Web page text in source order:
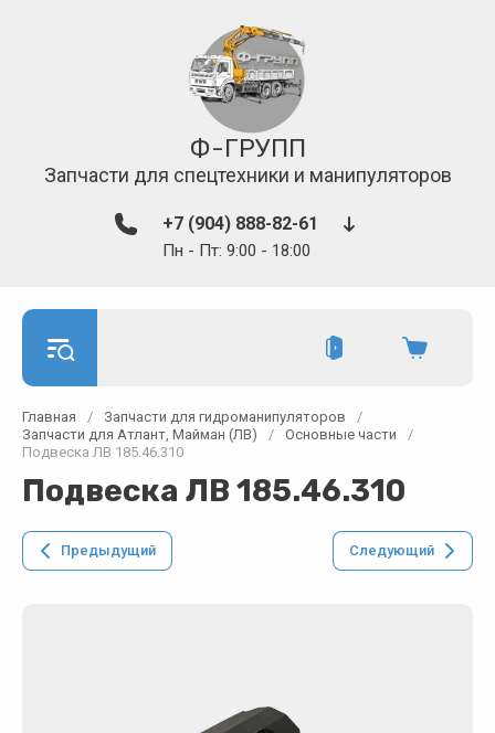
Ф-ГРУПП
Запчасти для спецтехники и манипуляторов
+7 (904) 888-82-61
Пн - Пт: 9:00 - 18:00
Главная / Запчасти для гидроманипуляторов
/
Запчасти для Атлант, Майман (ЛВ)
/ Основные части
/
Подвеска ЛВ 185.46.310
Подвеска ЛВ 185.46.310
Предыдущий Следующий